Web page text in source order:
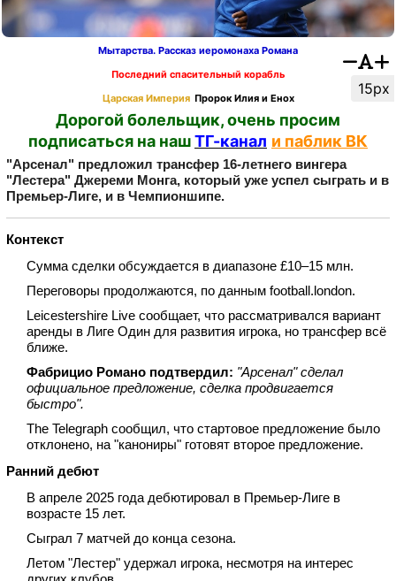
15px
Мытарства. Рассказ иеромонаха Романа
Последний спасительный корабль
Царская Империя Пророк Илия и Енох
Дорогой болельщик, очень просим
подписаться на нашТГ-канал и паблик ВК
"Арсенал" предложил трансфер 16‑летнего вингера
"Лестера" Джереми Монга, который уже успел сыграть и в
Премьер‑Лиге, и в Чемпионшипе.
Контекст
Сумма сделки обсуждается в диапазоне £10–15 млн.
Переговоры продолжаются, по данным football.london.
Leicestershire Live сообщает, что рассматривался вариант
аренды в Лиге Один для развития игрока, но трансфер всё
ближе.
Фабрицио Романо подтвердил: "Арсенал" сделал
официальное предложение, сделка продвигается
быстро".
The Telegraph сообщил, что стартовое предложение было
отклонено, на "канониры" готовят второе предложение.
Ранний дебют
В апреле 2025 года дебютировал в Премьер‑Лиге в
возрасте 15 лет.
Сыграл 7 матчей до конца сезона.
Летом "Лестер" удержал игрока, несмотря на интерес